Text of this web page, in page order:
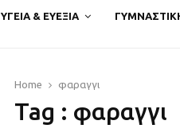
ΥΓΕΙΑ & ΕΥΕΞΙΑ
Home φαραγγι
Tag : φαραγγι